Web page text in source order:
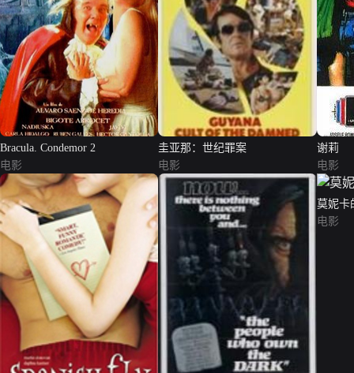
Bracula. Condemor 2
电影
圭亚那：世纪罪案
电影
谢莉
电影
莫妮卡
电影